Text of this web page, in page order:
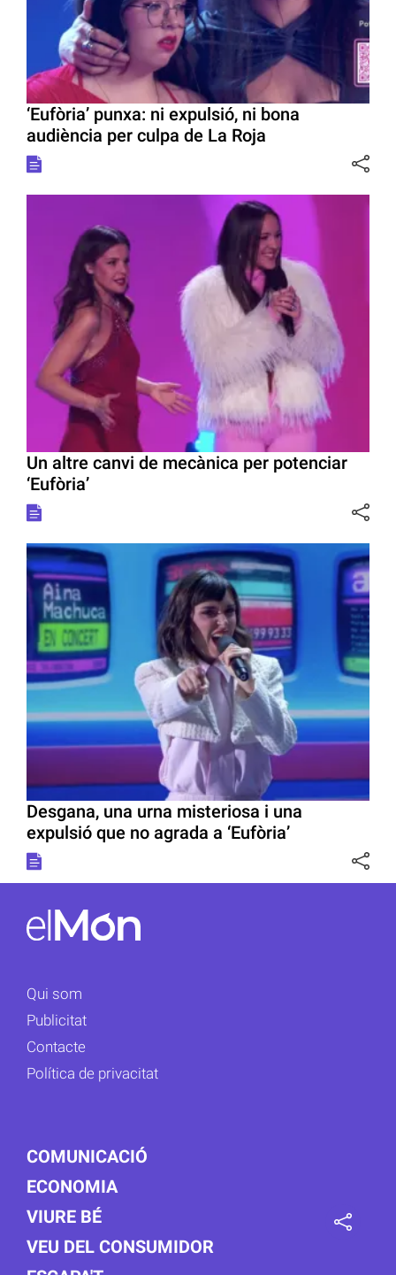
‘Eufòria’ punxa: ni expulsió, ni bona
audiència per culpa de La Roja
Un altre canvi de mecànica per potenciar
‘Eufòria’
Desgana, una urna misteriosa i una
expulsió que no agrada a ‘Eufòria’
Qui som
Publicitat
Contacte
Política de privacitat
COMUNICACIÓ
ECONOMIA
VIURE BÉ
VEU DEL CONSUMIDOR